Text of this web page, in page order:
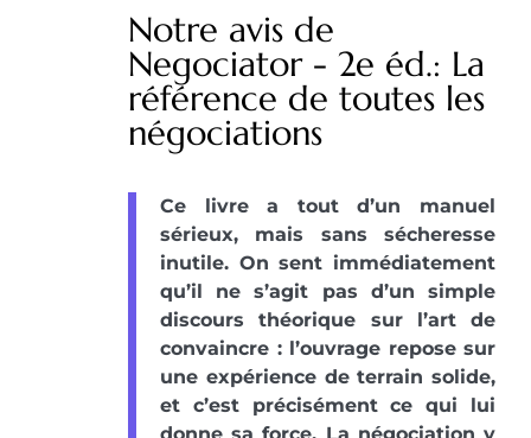
Notre avis de
Negociator - 2e éd.: La
référence de toutes les
négociations
Ce livre a tout d’un manuel
sérieux, mais sans sécheresse
inutile. On sent immédiatement
qu’il ne s’agit pas d’un simple
discours théorique sur l’art de
convaincre : l’ouvrage repose sur
une expérience de terrain solide,
et c’est précisément ce qui lui